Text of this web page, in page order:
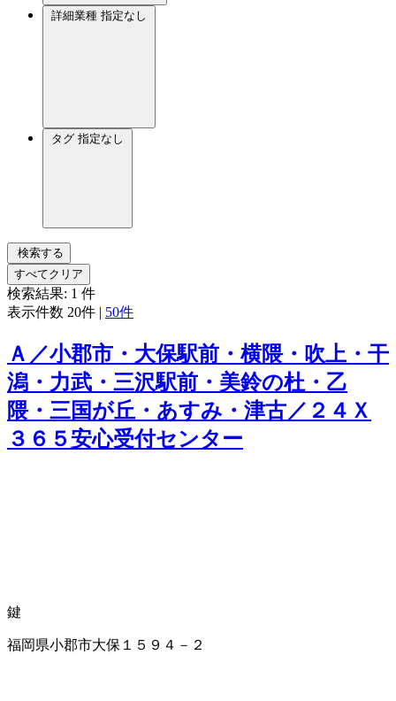
詳細業種 指定なし
タグ 指定なし
検索する
すべてクリア
検索結果: 1 件
表示件数 20件 | 50件
Ａ／小郡市・大保駅前・横隈・吹上・干
潟・力武・三沢駅前・美鈴の杜・乙
隈・三国が丘・あすみ・津古／２４Ｘ
３６５安心受付センター
鍵
福岡県小郡市大保１５９４－２